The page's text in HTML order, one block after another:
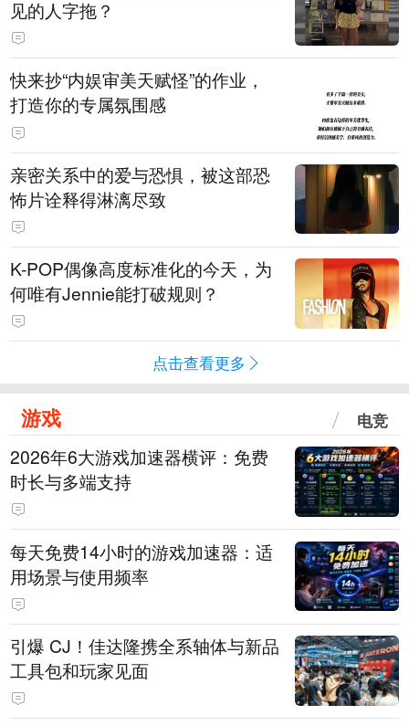
见的人字拖？
快来抄“内娱审美天赋怪”的作业，
打造你的专属氛围感
亲密关系中的爱与恐惧，被这部恐
怖片诠释得淋漓尽致
K-POP偶像高度标准化的今天，为
何唯有Jennie能打破规则？
点击查看更多
游戏 电竞
2026年6大游戏加速器横评：免费
时长与多端支持
每天免费14小时的游戏加速器：适
用场景与使用频率
引爆 CJ！佳达隆携全系轴体与新品
工具包和玩家见面